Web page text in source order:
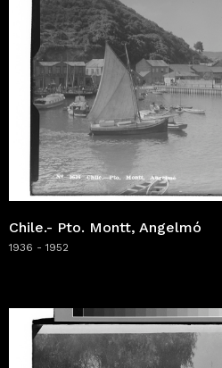
Chile.- Pto. Montt, Angelmó
1936 - 1952